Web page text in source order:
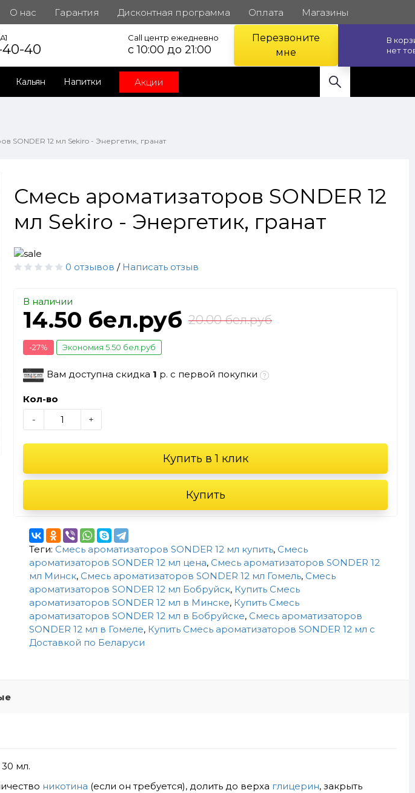
О нас Гарантия Дисконтная программа Оплата Магазины
40-40
Call центр ежедневно
с 10:00 до 21:00
Перезвоните
мне
В
нет
Кальян Напитки Акции
SONDER 12 мл Sekiro - Энергетик, гранат
Смесь ароматизаторов SONDER 12
мл Sekiro - Энергетик, гранат
0 отзывов / Написать отзыв
В наличии
14.50 бел.руб 20.00 бел.руб
-27% Экономия 5.50 бел.руб
Вам доступна скидка 1 р. с первой покупки
Кол-во
-
+
Купить в 1 клик
Купить
Теги: Смесь ароматизаторов SONDER 12 мл купить, Смесь
ароматизаторов SONDER 12 мл цена, Смесь ароматизаторов SONDER 12
мл Минск, Смесь ароматизаторов SONDER 12 мл Гомель, Смесь
ароматизаторов SONDER 12 мл Бобруйск, Купить Смесь
ароматизаторов SONDER 12 мл в Минске, Купить Смесь
ароматизаторов SONDER 12 мл в Бобруйске, Смесь ароматизаторов
SONDER 12 мл в Гомеле, Купить Смесь ароматизаторов SONDER 12 мл c
Доставкой по Беларуси
мл.
никотина (если он требуется), долить до верха глицерин, закрыть